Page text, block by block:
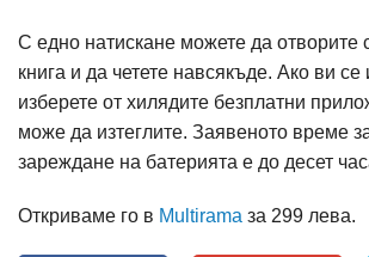
С едно натискане можете да отворите
книга и да четете навсякъде. Ако ви се
изберете от хилядите безплатни
може да изтеглите. Заявеното време
зареждане на батерията е до десет
Откриваме го в Multirama за 299 лева.